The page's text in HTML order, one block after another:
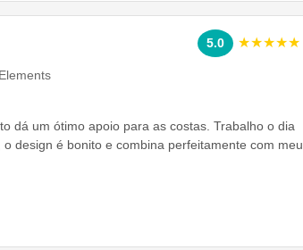
5.0 ★★★★★
dá um ótimo apoio para as costas. Trabalho o dia
design é bonito e combina perfeitamente com meu